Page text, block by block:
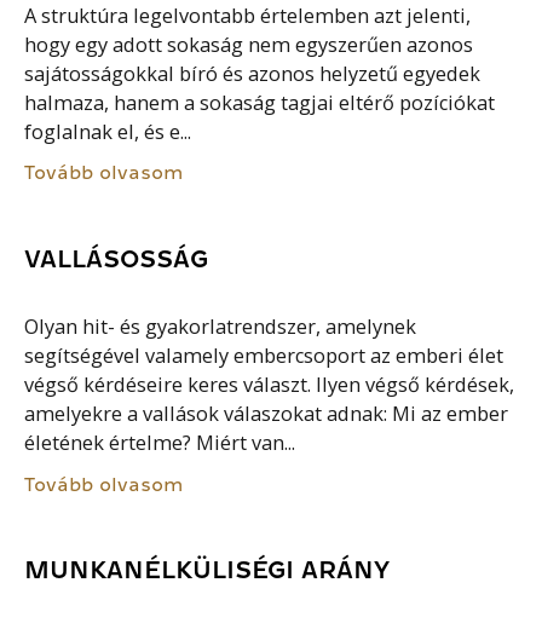
A struktúra legelvontabb értelemben azt jelenti,
hogy egy adott sokaság nem egyszerűen azonos
sajátosságokkal bíró és azonos helyzetű egyedek
halmaza, hanem a sokaság tagjai eltérő pozíciókat
foglalnak el, és e...
Tovább olvasom
VALLÁSOSSÁG
Olyan hit- és gyakorlatrendszer, amelynek
segítségével valamely embercsoport az emberi élet
végső kérdéseire keres választ. Ilyen végső kérdések,
amelyekre a vallások válaszokat adnak: Mi az ember
életének értelme? Miért van...
Tovább olvasom
MUNKANÉLKÜLISÉGI ARÁNY